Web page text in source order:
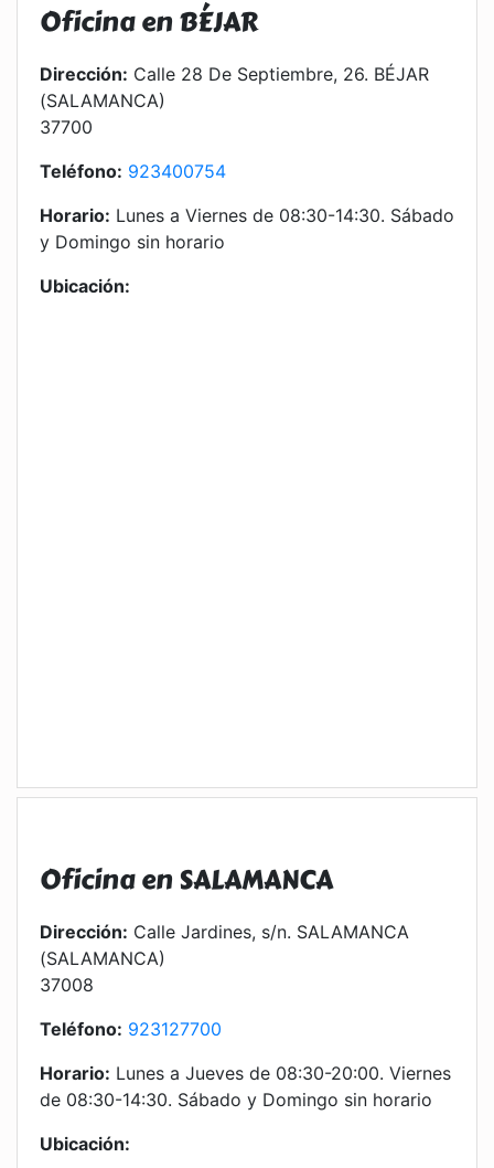
Oficina en BÉJAR
Dirección: Calle 28 De Septiembre, 26. BÉJAR
(SALAMANCA)
37700
Teléfono: 923400754
Horario: Lunes a Viernes de 08:30-14:30. Sábado
y Domingo sin horario
Ubicación:
Oficina en SALAMANCA
Dirección: Calle Jardines, s/n. SALAMANCA
(SALAMANCA)
37008
Teléfono: 923127700
Horario: Lunes a Jueves de 08:30-20:00. Viernes
de 08:30-14:30. Sábado y Domingo sin horario
Ubicación: